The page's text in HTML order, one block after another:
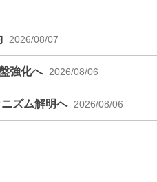
2026/08/07
強化へ 2026/08/06
ズム解明へ 2026/08/06